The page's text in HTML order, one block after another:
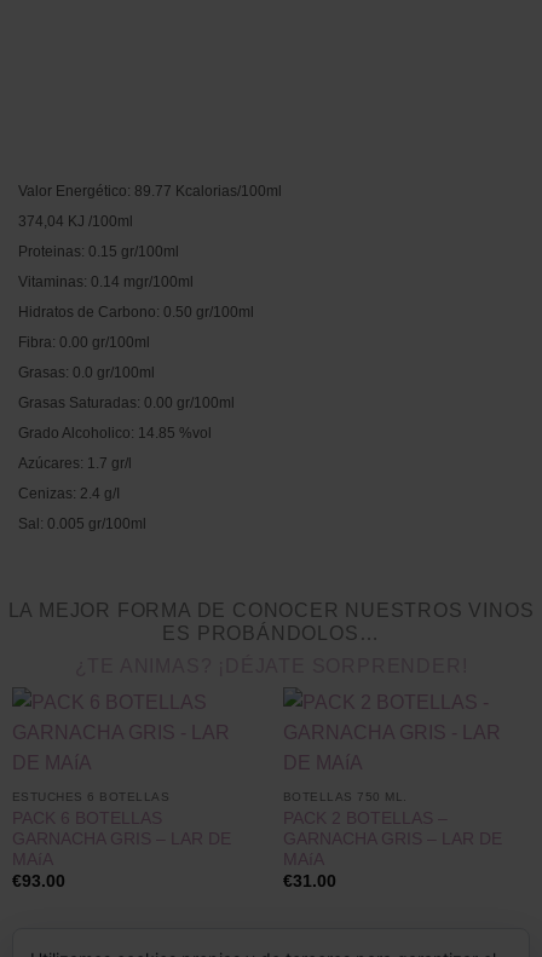
Valor Energético: 89.77 Kcalorias/100ml
374,04 KJ /100ml
Proteinas: 0.15 gr/100ml
Vitaminas: 0.14 mgr/100ml
Hidratos de Carbono: 0.50 gr/100ml
Fibra: 0.00 gr/100ml
Grasas: 0.0 gr/100ml
Grasas Saturadas: 0.00 gr/100ml
Grado Alcoholico: 14.85 %vol
Azúcares: 1.7 gr/l
Cenizas: 2.4 g/I
Sal: 0.005 gr/100ml
LA MEJOR FORMA DE CONOCER NUESTROS VINOS
ES PROBÁNDOLOS…
ESTUCHES 6 BOTELLAS
PACK 6 BOTELLAS
GARNACHA GRIS – LAR DE
MAíA
€93.00
BOTELLAS 750 ML.
PACK 2 BOTELLAS –
GARNACHA GRIS – LAR DE
MAíA
€31.00